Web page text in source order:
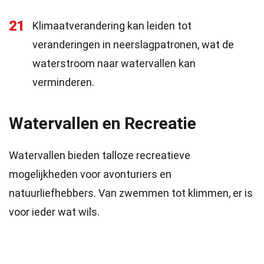
21
Klimaatverandering kan leiden tot
veranderingen in neerslagpatronen, wat de
waterstroom naar watervallen kan
verminderen.
Watervallen en Recreatie
Watervallen bieden talloze recreatieve
mogelijkheden voor avonturiers en
natuurliefhebbers. Van zwemmen tot klimmen, er is
voor ieder wat wils.